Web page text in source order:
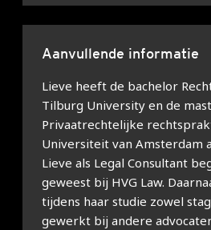
Aanvullende informatie
Lieve heeft de bachelor
Tilburg University en de
Privaatrechtelijke
Universiteit van Amsterdam
Lieve als Legal Consultant
geweest bij HVG Law.
tijdens haar studie zowel
gewerkt bij andere